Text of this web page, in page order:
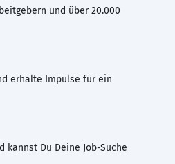
und über 20.000
erhalte Impulse für ein
kannst Du Deine Job-Suche